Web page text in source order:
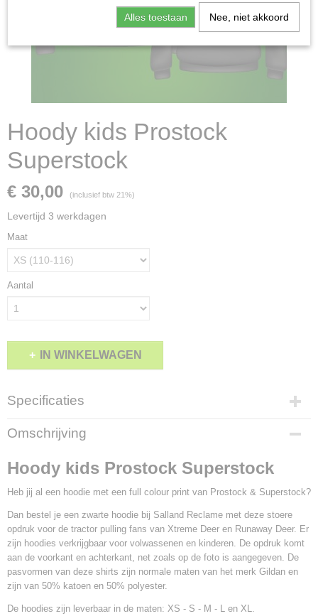
Hoody kids Prostock
Superstock
€ 30,00 (inclusief btw 21%)
Levertijd 3 werkdagen
Maat
Aantal
IN WINKELWAGEN
Specificaties
Productcode
1588-133
Omschrijving
Hoody kids Prostock Superstock
Heb jij al een hoodie met een full colour print van Prostock & Superstock?
Dan bestel je een zwarte hoodie bij Salland Reclame met deze stoere
opdruk voor de tractor pulling fans van Xtreme Deer en Runaway Deer. Er
zijn hoodies verkrijgbaar voor volwassenen en kinderen. De opdruk komt
aan de voorkant en achterkant, net zoals op de foto is aangegeven. De
pasvormen van deze shirts zijn normale maten van het merk Gildan en
zijn van 50% katoen en 50% polyester.
De hoodies zijn leverbaar in de maten: XS - S - M - L en XL.
Alles toestaan Nee, niet akkoord